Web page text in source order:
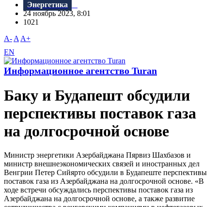
Энергетика
24 ноябрь 2023, 8:01
1021
A- A A+
EN
Информационное агентство Turan
Баку и Будапешт обсудили
перспективы поставок газа
на долгосрочной основе
Министр энергетики Азербайджана Пярвиз Шахбазов и
министр внешнеэкономических связей и иностранных дел
Венгрии Петер Сийярто обсудили в Будапеште перспективы
поставок газа из Азербайджана на долгосрочной основе. «В
ходе встречи обсуждались перспективы поставок газа из
Азербайджана на долгосрочной основе, а также развитие